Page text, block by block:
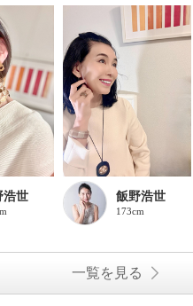
浩世 飯野浩世
173cm
一覧を見る